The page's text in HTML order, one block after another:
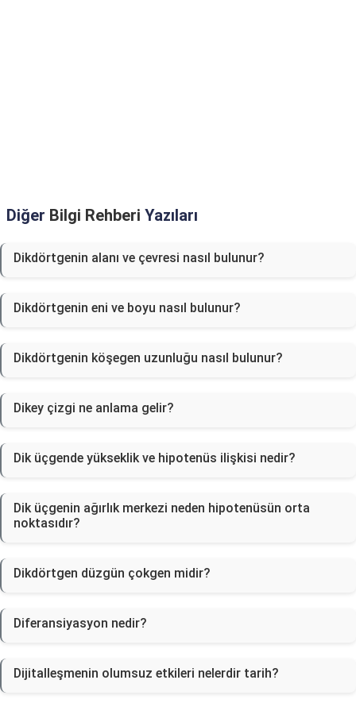
Diğer Bilgi Rehberi Yazıları
Dikdörtgenin alanı ve çevresi nasıl bulunur?
Dikdörtgenin eni ve boyu nasıl bulunur?
Dikdörtgenin köşegen uzunluğu nasıl bulunur?
Dikey çizgi ne anlama gelir?
Dik üçgende yükseklik ve hipotenüs ilişkisi nedir?
Dik üçgenin ağırlık merkezi neden hipotenüsün orta
noktasıdır?
Dikdörtgen düzgün çokgen midir?
Diferansiyasyon nedir?
Dijitalleşmenin olumsuz etkileri nelerdir tarih?